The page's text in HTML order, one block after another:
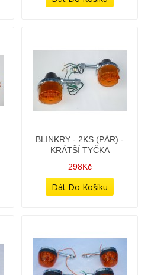
BLINKRY - 2KS (PÁR) -
KRÁTŠÍ TYČKA
298Kč